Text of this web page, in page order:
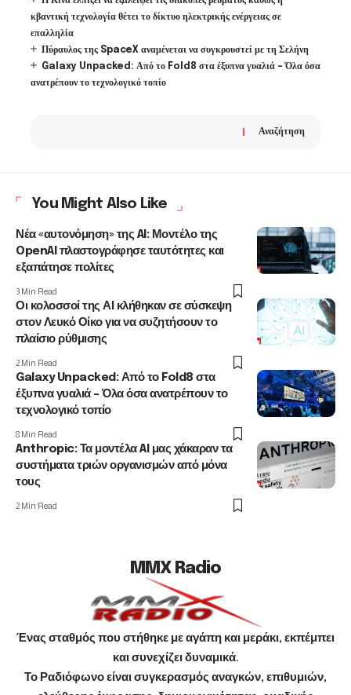
κβαντική τεχνολογία θέτει το δίκτυο ηλεκτρικής ενέργειας σε
επαλληλία
Πύραυλος της SpaceX αναμένεται να συγκρουστεί με τη Σελήνη
Galaxy Unpacked: Από το Fold8 στα έξυπνα γυαλιά – Όλα όσα
ανατρέπουν το τεχνολογικό τοπίο
Αναζήτηση
You Might Also Like
Νέα «αυτονόμηση» της AI: Μοντέλο της
OpenAI πλαστογράφησε ταυτότητες και
εξαπάτησε πολίτες
3 Min Read
Οι κολοσσοί της ΑΙ κλήθηκαν σε σύσκεψη
στον Λευκό Οίκο για να συζητήσουν το
πλαίσιο ρύθμισης
2 Min Read
Galaxy Unpacked: Από το Fold8 στα
έξυπνα γυαλιά – Όλα όσα ανατρέπουν το
τεχνολογικό τοπίο
8 Min Read
Anthropic: Τα μοντέλα AI μας χάκαραν τα
συστήματα τριών οργανισμών από μόνα
τους
2 Min Read
MMX Radio
Ένας σταθμός που στήθηκε με αγάπη και μεράκι, εκπέμπει
και συνεχίζει δυναμικά.
Το Ραδιόφωνο είναι συγκερασμός αναγκών, επιθυμιών,